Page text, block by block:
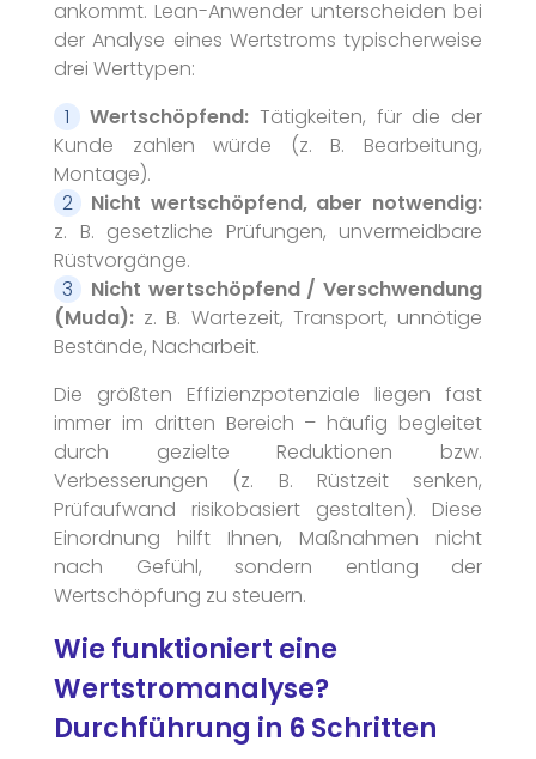
ankommt. Lean-Anwender unterscheiden bei
der Analyse eines Wertstroms typischerweise
drei Werttypen:
Wertschöpfend: Tätigkeiten, für die der
Kunde zahlen würde (z. B. Bearbeitung,
Montage).
Nicht wertschöpfend, aber notwendig:
z. B. gesetzliche Prüfungen, unvermeidbare
Rüstvorgänge.
Nicht wertschöpfend / Verschwendung
(Muda): z. B. Wartezeit, Transport, unnötige
Bestände, Nacharbeit.
Die größten Effizienzpotenziale liegen fast
immer im dritten Bereich – häufig begleitet
durch gezielte Reduktionen bzw.
Verbesserungen (z. B. Rüstzeit senken,
Prüfaufwand risikobasiert gestalten). Diese
Einordnung hilft Ihnen, Maßnahmen nicht
nach Gefühl, sondern entlang der
Wertschöpfung zu steuern.
Wie funktioniert eine
Wertstromanalyse?
Durchführung in 6 Schritten